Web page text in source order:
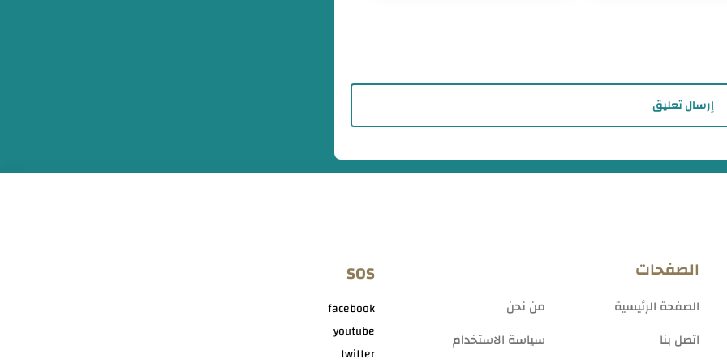
إرسال تعليق
الصفحات
الصفحة الرئيسية
من نحن
اتصل بنا
سياسة الاستخدام
SOS
facebook
youtube
twitter